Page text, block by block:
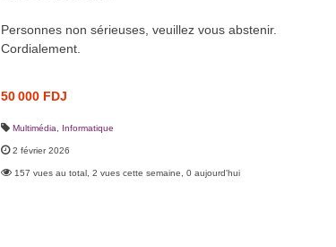
Personnes non sérieuses, veuillez vous abstenir.
Cordialement.
50 000 FDJ
Multimédia Informatique
2 février 2026
157 vues au total, 2 vues cette semaine, 0 aujourd'hui